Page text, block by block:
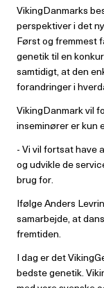
VikingDanmarks
perspektiver i det
Først og fremmest
genetik til en
samtidigt, at den
forandringer i
VikingDanmark vil
inseminører er kun
- Vi vil fortsat have
og udvikle de
brug for.
Ifølge Anders
samarbejde, at
fremtiden.
I dag er det
bedste genetik.